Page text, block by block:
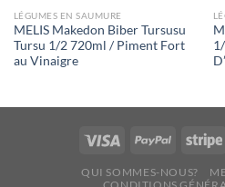
LÉGUMES EN SAUMURE
MELIS Makedon Biber Tursusu
Tursu 1/2 720ml / Piment Fort
au Vinaigre
QUI SOMMES-NOUS?